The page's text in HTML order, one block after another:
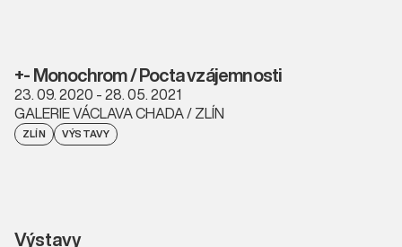
+- Monochrom / Pocta vzájemnosti
23. 09. 2020 - 28. 05. 2021
GALERIE VÁCLAVA CHADA / ZLÍN
ZLÍN VÝSTAVY
Výstavy